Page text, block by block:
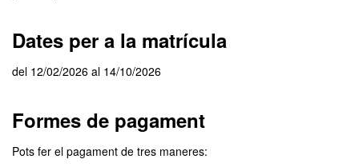
Dates per a la matrícula
del 12/02/2026 al 14/10/2026
Formes de pagament
Pots fer el pagament de tres maneres: